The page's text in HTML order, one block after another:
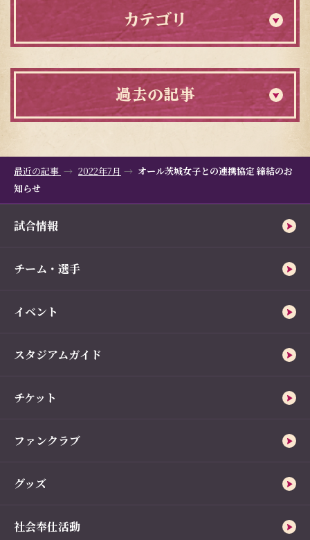
カテゴリ
過去の記事
最近の記事 2022年7月
オール茨城女子との連携協定 締結のお
知らせ
試合情報
チーム・選手
イベント
スタジアムガイド
チケット
ファンクラブ
グッズ
社会奉仕活動